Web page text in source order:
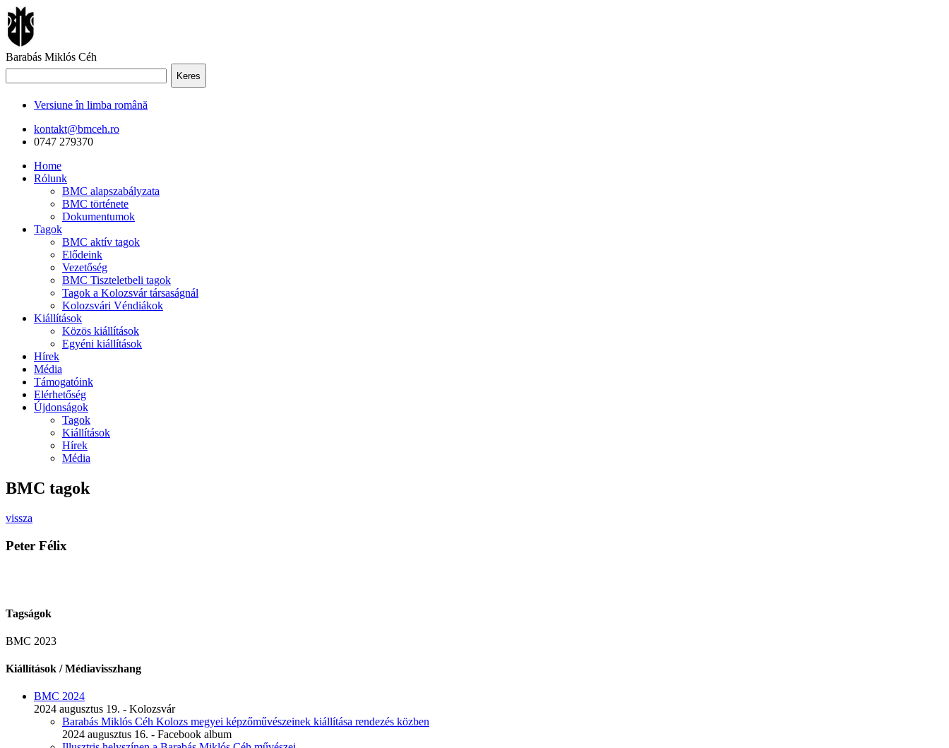
Barabás Miklós Céh
Keres
Versiune în limba română
kontakt@bmceh.ro
0747 279370
Home
Rólunk
BMC alapszabályzata
BMC története
Dokumentumok
Tagok
BMC aktív tagok
Elődeink
Vezetőség
BMC Tiszteletbeli tagok
Tagok a Kolozsvár társaságnál
Kolozsvári Véndiákok
Kiállítások
Közös kiállítások
Egyéni kiállítások
Hírek
Média
Támogatóink
Elérhetőség
Újdonságok
Tagok
Kiállítások
Hírek
Média
BMC tagok
vissza
Peter Félix
Tagságok
BMC 2023
Kiállítások / Médiavisszhang
BMC 2024
2024 augusztus 19. - Kolozsvár
Barabás Miklós Céh Kolozs megyei képzőművészeinek kiállítása rendezés közben
2024 augusztus 16. - Facebook album